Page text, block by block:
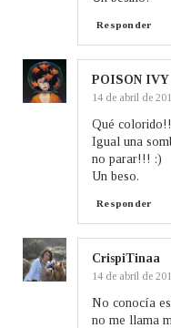
Responder
POISON IVY
14 de abril de
Qué colorido!!
Igual una
no parar!!! :)
Un beso.
Responder
CrispiTinaa
14 de abril de
No conocía
no me llama